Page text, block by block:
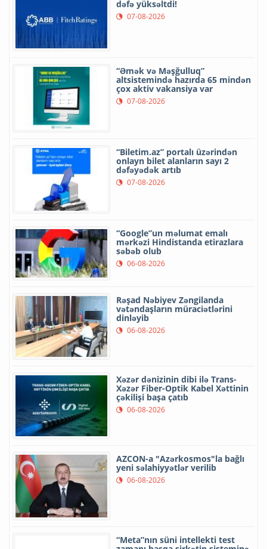
dəfə yüksəltdi!
07-08-2026
“Əmək və Məşğulluq”
altsistemində hazırda 65 mindən
çox aktiv vakansiya var
07-08-2026
“Biletim.az” portalı üzərindən
onlayn bilet alanların sayı 2
dəfəyədək artıb
07-08-2026
“Google”un məlumat emalı
mərkəzi Hindistanda etirazlara
səbəb olub
06-08-2026
Rəşad Nəbiyev Zəngilanda
vətəndaşların müraciətlərini
dinləyib
06-08-2026
Xəzər dənizinin dibi ilə Trans-
Xəzər Fiber-Optik Kabel Xəttinin
çəkilişi başa çatıb
06-08-2026
AZCON-a "Azərkosmos"la bağlı
yeni səlahiyyətlər verilib
06-08-2026
“Meta”nın süni intellekti test